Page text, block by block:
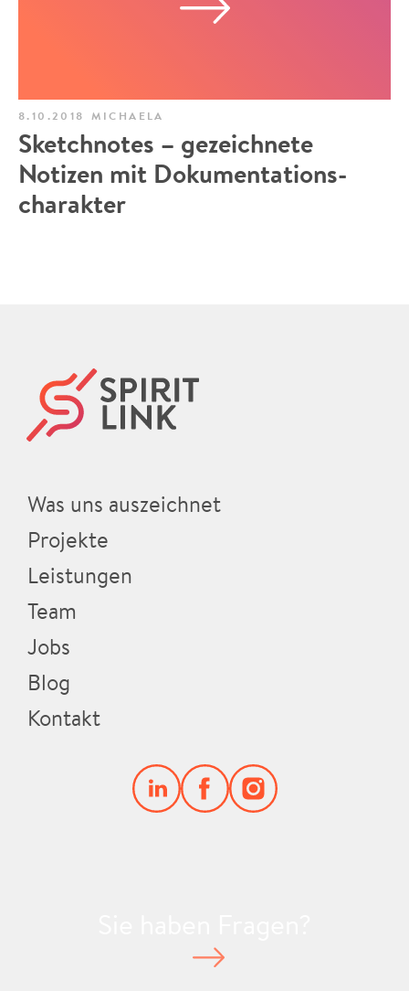
8.10.2018 MICHAELA
Sketchnotes – gezeichnete
Notizen mit Dokumentations­
charakter
Was uns auszeichnet
Projekte
Leistungen
Team
Jobs
Blog
Kontakt